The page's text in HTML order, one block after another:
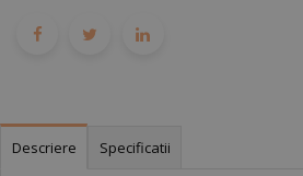
Descriere Specificatii